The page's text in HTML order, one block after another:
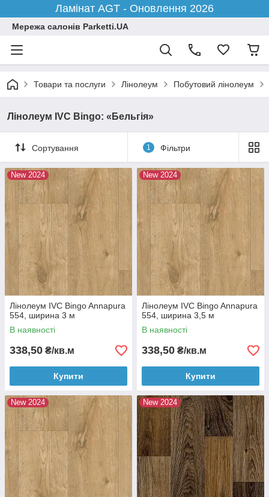
Ламінат AGT - Оновлення 2026
Мережа салонів Parketti.UA
Товари та послуги Лінолеум Побутовий лінолеум
Лінолеум IVC Bingo: «Бельгія»
Сортування 1 Фільтри
New 2024
Лінолеум IVC Bingo Annapura
554, ширина 3 м
В наявності
338,50 ₴/кв.м
Купити
New 2024
Лінолеум IVC Bingo Annapura
554, ширина 3,5 м
В наявності
338,50 ₴/кв.м
Купити
New 2024 New 2024